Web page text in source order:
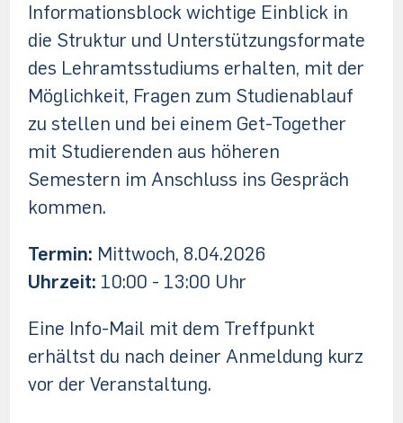
Informationsblock wichtige Einblick in
die Struktur und Unterstützungsformate
des Lehramtsstudiums erhalten, mit der
Möglichkeit, Fragen zum Studienablauf
zu stellen und bei einem Get-Together
mit Studierenden aus höheren
Semestern im Anschluss ins Gespräch
kommen.
Termin: Mittwoch, 8.04.2026
Uhrzeit: 10:00 - 13:00 Uhr
Eine Info-Mail mit dem Treffpunkt
erhältst du nach deiner Anmeldung kurz
vor der Veranstaltung.